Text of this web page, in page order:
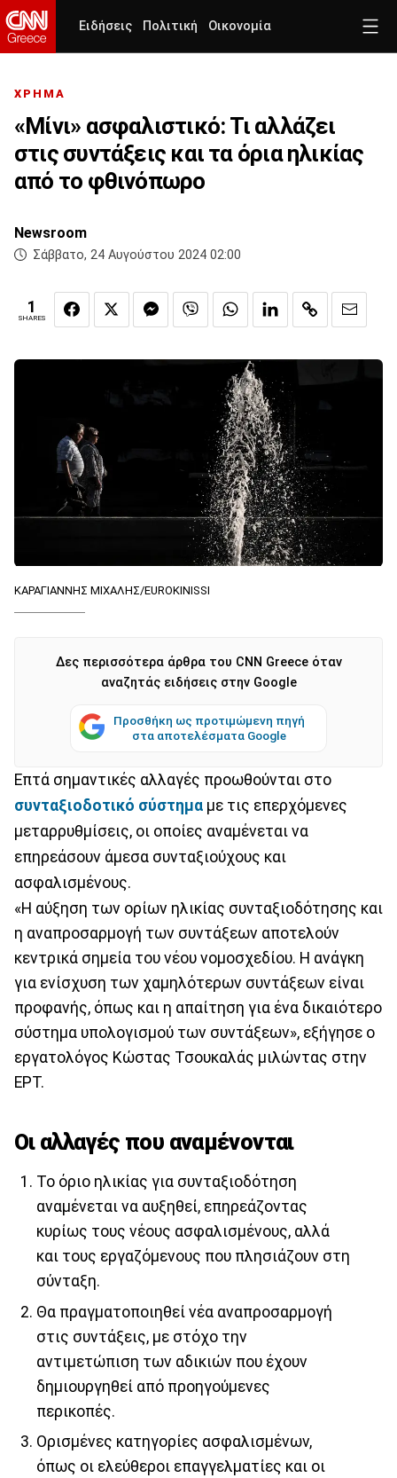
Ειδήσεις Πολιτική Οικονομία
ΧΡΗΜΑ
«Μίνι» ασφαλιστικό: Τι αλλάζει
στις συντάξεις και τα όρια ηλικίας
από το φθινόπωρο
Newsroom
Σάββατο, 24 Αυγούστου 2024 02:00
1
SHARES
ΚΑΡΑΓΙΑΝΝΗΣ ΜΙΧΑΛΗΣ/EUROKINISSI
Δες περισσότερα άρθρα του CNN Greece όταν
αναζητάς ειδήσεις στην Google
Προσθήκη ως προτιμώμενη πηγή
στα αποτελέσματα Google
Επτά σημαντικές αλλαγές προωθούνται στο
συνταξιοδοτικό σύστημα με τις επερχόμενες
μεταρρυθμίσεις, οι οποίες αναμένεται να
επηρεάσουν άμεσα συνταξιούχους και
ασφαλισμένους.
«Η αύξηση των ορίων ηλικίας συνταξιοδότησης και
η αναπροσαρμογή των συντάξεων αποτελούν
κεντρικά σημεία του νέου νομοσχεδίου. Η ανάγκη
για ενίσχυση των χαμηλότερων συντάξεων είναι
προφανής, όπως και η απαίτηση για ένα δικαιότερο
σύστημα υπολογισμού των συντάξεων», εξήγησε ο
εργατολόγος Κώστας Τσουκαλάς μιλώντας στην
ΕΡΤ.
Οι αλλαγές που αναμένονται
Το όριο ηλικίας για συνταξιοδότηση
αναμένεται να αυξηθεί, επηρεάζοντας
κυρίως τους νέους ασφαλισμένους, αλλά
και τους εργαζόμενους που πλησιάζουν στη
σύνταξη.
Θα πραγματοποιηθεί νέα αναπροσαρμογή
στις συντάξεις, με στόχο την
αντιμετώπιση των αδικιών που έχουν
δημιουργηθεί από προηγούμενες
περικοπές.
Ορισμένες κατηγορίες ασφαλισμένων,
όπως οι ελεύθεροι επαγγελματίες και οι